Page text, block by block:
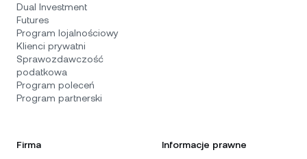
Dual Investment
Futures
Program lojalnościowy
Klienci prywatni
Sprawozdawczość
podatkowa
Program poleceń
Program partnerski
Firma Informacje prawne